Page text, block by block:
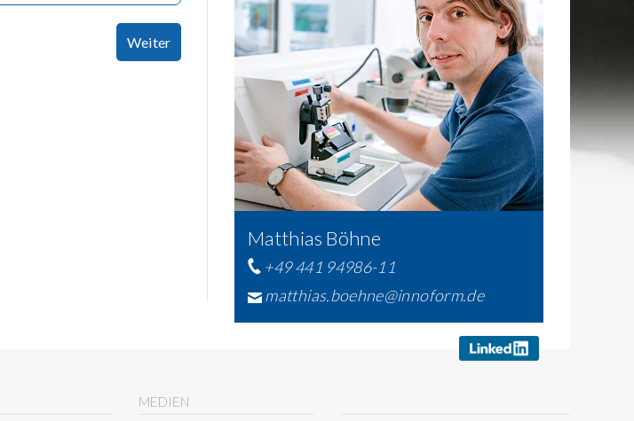
Weiter
Matthias Böhne
+49 441 94986-11
matthias.boehne@innoform.de
MEDIEN